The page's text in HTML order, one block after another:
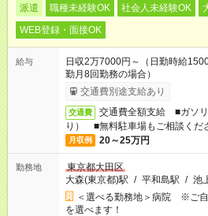
派遣 職種未経験OK 社会人未経験OK
WEB登録・面接OK
給与
日収2万7000円～（日勤時給
勤月8回勤務の場合）
交通費別途支給あり
交通費
交通費全額支給 ■ガソ
り） ■無料駐車場もご相談くだ
月収例 20～25万円
勤務地
東京都大田区
大森(東京都)駅 / 平和島駅 / 池
＜選べる勤務地＞病院 ※ご
を選べます！